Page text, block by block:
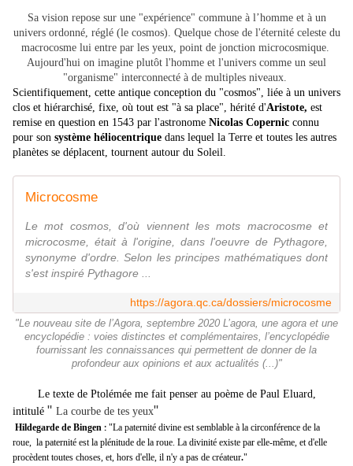
Sa vision repose sur une "expérience" commune à l’homme et à un
univers ordonné, réglé (le cosmos). Quelque chose de l'éternité celeste du
macrocosme lui entre par les yeux, point de jonction microcosmique.
Aujourd'hui on imagine plutôt l'homme et l'univers comme un seul
"organisme" interconnecté à de multiples niveaux.
Scientifiquement, cette antique conception du "cosmos", liée à un univers
clos et hiérarchisé, fixe, où tout est "à sa place", hérité d'Aristote, est
remise en question en 1543 par l'astronome Nicolas Copernic connu
pour son système héliocentrique dans lequel la Terre et toutes les autres
planètes se déplacent, tournent autour du Soleil.
Microcosme
Le mot cosmos, d'où viennent les mots macrocosme et
microcosme, était à l'origine, dans l'oeuvre de Pythagore,
synonyme d'ordre. Selon les principes mathématiques dont
s'est inspiré Pythagore ...
https://agora.qc.ca/dossiers/microcosme
"Le nouveau site de l’Agora, septembre 2020 L’agora, une agora et une
encyclopédie : voies distinctes et complémentaires, l’encyclopédie
fournissant les connaissances qui permettent de donner de la
profondeur aux opinions et aux actualités (...)"
Le texte de Ptolémée me fait penser au poème de Paul Eluard,
intitulé " La courbe de tes yeux"
Hildegarde de Bingen : "La paternité divine est semblable à la circonférence de la
roue, la paternité est la plénitude de la roue. La divinité existe par elle-même, et d'elle
procèdent toutes choses, et, hors d'elle, il n'y a pas de créateur."